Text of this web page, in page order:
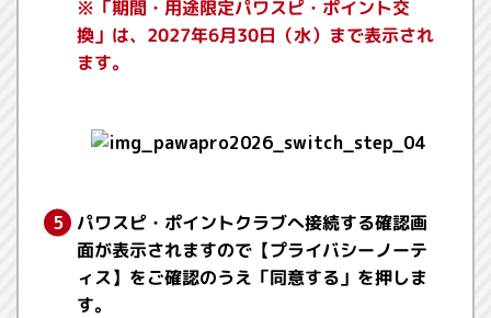
※「期間・用途限定パワスピ・ポイント交
換」は、2027年6月30日（水）まで表示され
ます。
パワスピ・ポイントクラブへ接続する確認画
面が表示されますので【プライバシーノーテ
ィス】をご確認のうえ「同意する」を押しま
す。